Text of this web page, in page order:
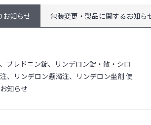
お知らせ 包装変更・製品に関するお知ら
プレドニン錠、リンデロン錠・散・シロ
、リンデロン懸濁注、リンデロン坐剤 使
知らせ